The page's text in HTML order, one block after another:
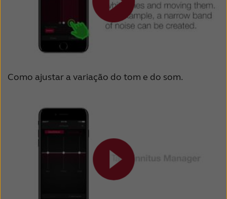
Como ajustar a variação do tom e do som.